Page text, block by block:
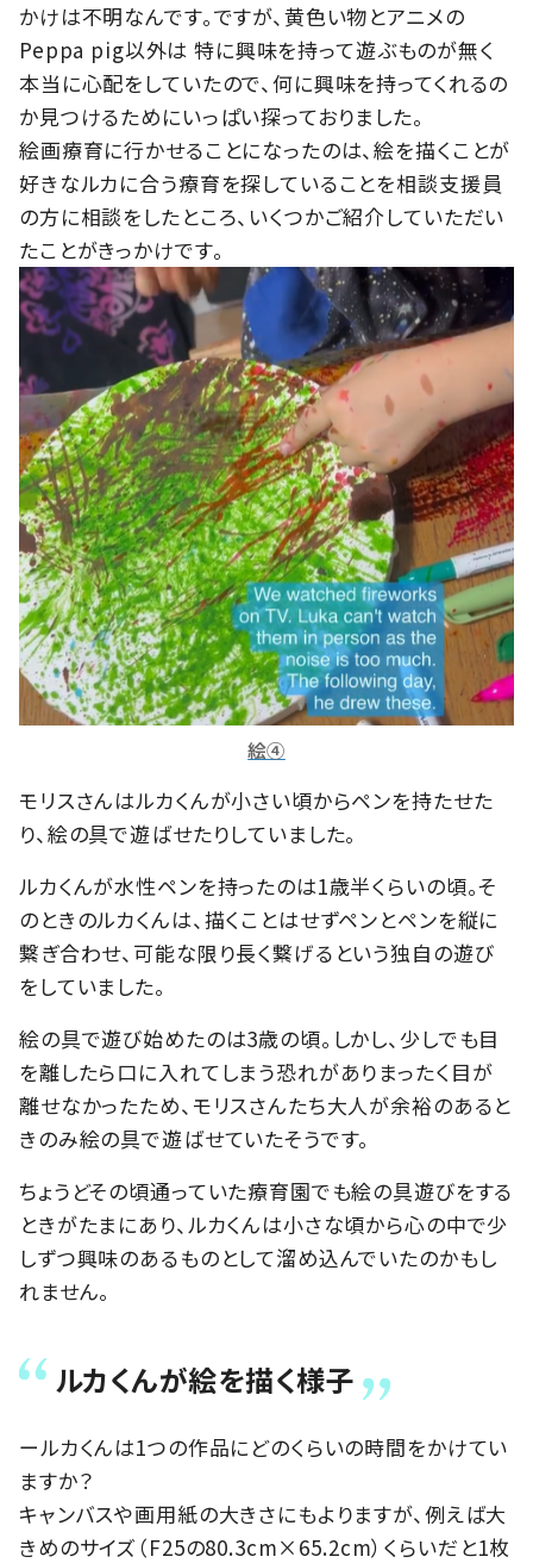
かけは不明なんです。ですが、黄色い物とアニメの
Peppa pig以外は 特に興味を持って遊ぶものが無く
本当に心配をしていたので、何に興味を持ってくれるの
か見つけるためにいっぱい探っておりました。
絵画療育に行かせることになったのは、絵を描くことが
好きなルカに合う療育を探していることを相談支援員
の方に相談をしたところ、いくつかご紹介していただい
たことがきっかけです。
絵④
モリスさんはルカくんが小さい頃からペンを持たせた
り、絵の具で遊ばせたりしていました。
ルカくんが水性ペンを持ったのは1歳半くらいの頃。そ
のときのルカくんは、描くことはせずペンとペンを縦に
繋ぎ合わせ、可能な限り長く繋げるという独自の遊び
をしていました。
絵の具で遊び始めたのは3歳の頃。しかし、少しでも目
を離したら口に入れてしまう恐れがありまったく目が
離せなかったため、モリスさんたち大人が余裕のあると
きのみ絵の具で遊ばせていたそうです。
ちょうどその頃通っていた療育園でも絵の具遊びをする
ときがたまにあり、ルカくんは小さな頃から心の中で少
しずつ興味のあるものとして溜め込んでいたのかもし
れません。
ルカくんが絵を描く様子
ールカくんは1つの作品にどのくらいの時間をかけてい
ますか？
キャンバスや画用紙の大きさにもよりますが、例えば大
きめのサイズ（F25の80.3cm×65.2cm）くらいだと1枚